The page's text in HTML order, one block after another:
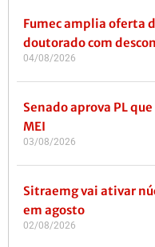
Fumec amplia oferta
doutorado com
04/08/2026
Senado aprova PL
MEI
03/08/2026
Sitraemg vai ativar
em agosto
02/08/2026